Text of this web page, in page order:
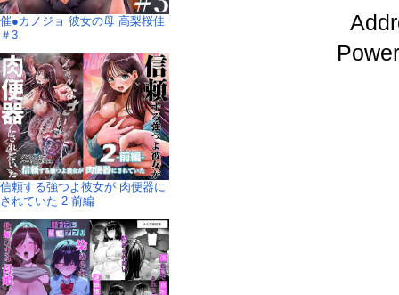
催●カノジョ 彼女の母 高梨桜佳
＃3
信頼する強つよ彼女が 肉便器に
されていた 2 前編